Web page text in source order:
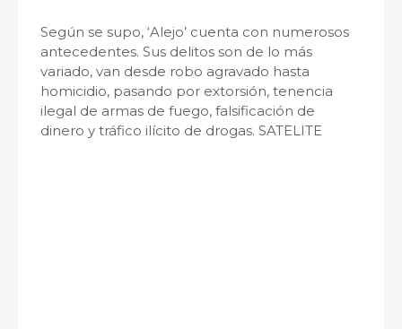
Según se supo, ‘Alejo’ cuenta con numerosos
antecedentes. Sus delitos son de lo más
variado, van desde robo agravado hasta
homicidio, pasando por extorsión, tenencia
ilegal de armas de fuego, falsificación de
dinero y tráfico ilícito de drogas. SATELITE